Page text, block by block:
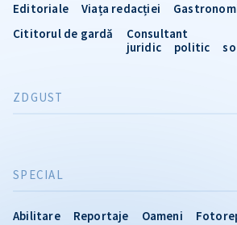
SPECIAL
Abilitare Reportaje Oameni
Editoriale
Viața redacției
Cititorul de gardă
Consultant
juridic
politic
ZDGUST